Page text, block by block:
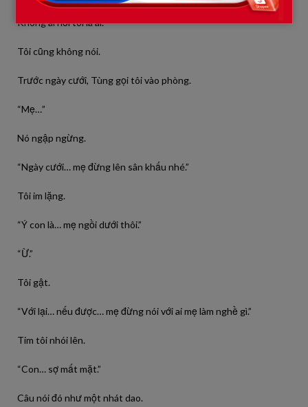
Không ai hỏi tôi là ai.
Tôi cũng không nói.
Trước ngày cưới, Tùng gọi tôi vào phòng.
“Mẹ…”
Nó ngập ngừng.
“Ngày cưới… mẹ đừng lên sân khấu nhé.”
Tôi im lặng.
“Ý con là… mẹ ngồi dưới thôi.”
“Ừ.”
Tôi gật.
“Với lại… nếu được… mẹ đừng nói với ai mẹ làm nghề gì.”
Tim tôi nhói lên.
“Con… sợ mất mặt.”
Câu nói đó như một nhát dao.